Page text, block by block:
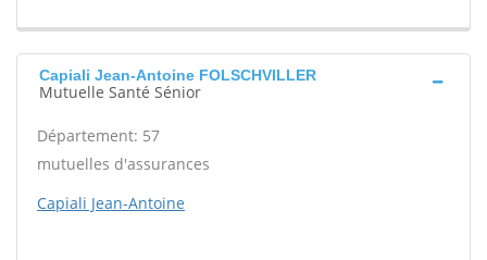
Capiali Jean-Antoine FOLSCHVILLER
Mutuelle Santé Sénior
Département: 57
mutuelles d'assurances
Capiali Jean-Antoine